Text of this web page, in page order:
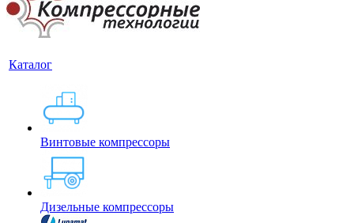
Каталог
Винтовые компрессоры
Дизельные компрессоры